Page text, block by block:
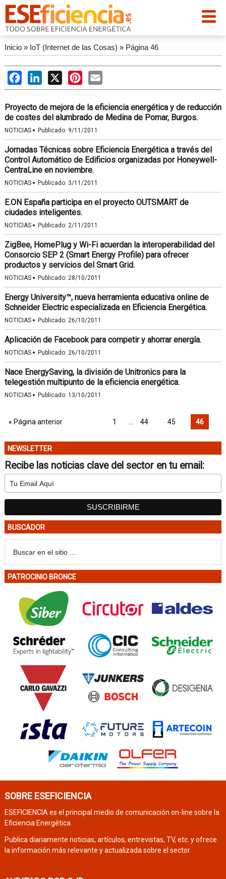
Inicio» IoT (Internet de las Cosas) » Página 46
FacebookLinkedIn
X PinterestEmail
Proyecto de mejora de la eficiencia energética y de reducción
de costes del alumbrado de Medina de Pomar, Burgos.
NOTICIAS · Publicado: 9/11/2011
Jornadas Técnicas sobre Eficiencia Energética a través del
Control Automático de Edificios organizadas por Honeywell-
CentraLine en noviembre.
NOTICIAS · Publicado: 3/11/2011
E.ON España participa en el proyecto OUTSMART de
ciudades inteligentes.
NOTICIAS · Publicado: 2/11/2011
ZigBee, HomePlug y Wi-Fi acuerdan la interoperabilidad del
Consorcio SEP 2 (Smart Energy Profile) para ofrecer
productos y servicios del Smart Grid.
NOTICIAS · Publicado: 28/10/2011
Energy University™, nueva herramienta educativa online de
Schneider Electric especializada en Eficiencia Energética.
NOTICIAS · Publicado: 26/10/2011
Aplicación de Facebook para competir y ahorrar energía.
NOTICIAS · Publicado: 26/10/2011
Nace EnergySaving, la división de Unitronics para la
telegestión multipunto de la eficiencia energética.
NOTICIAS · Publicado: 13/10/2011
« Página anterior 1 44 45 46
NEWSLETTER
Recibe las noticias clave del sector en tu email:
BUSCADOR
PATROCINIO BRONCE
SOBRE ESEFICIENCIA
ESEFICIENCIA es el principal medio de comunicación on-line sobre la
Eficiencia Energética.
Publica diariamente noticias, artículos, entrevistas, TV, etc. y ofrece
la información más relevante y actualizada sobre el sector.